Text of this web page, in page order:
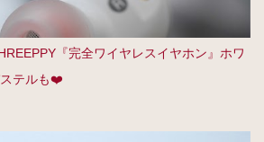
『完全ワイヤレスイヤホン』ホワ
ステルも❤️